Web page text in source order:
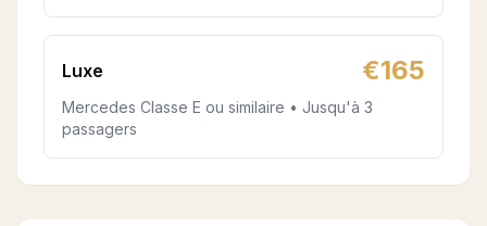
Luxe €165
Mercedes Classe E ou similaire • Jusqu'à 3
passagers